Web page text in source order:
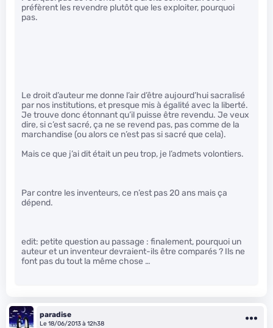
préfèrent les revendre plutôt que les exploiter, pourquoi
pas.
Le droit d’auteur me donne l’air d’être aujourd’hui sacralisé
par nos institutions, et presque mis à égalité avec la liberté.
Je trouve donc étonnant qu’il puisse être revendu. Je veux
dire, si c’est sacré, ça ne se revend pas, pas comme de la
marchandise (ou alors ce n’est pas si sacré que cela).
Mais ce que j’ai dit était un peu trop, je l’admets volontiers.
Par contre les inventeurs, ce n’est pas 20 ans mais ça
dépend.
edit: petite question au passage : finalement, pourquoi un
auteur et un inventeur devraient-ils être comparés ? Ils ne
font pas du tout la même chose …
paradise
Le 18/06/2013 à 12h38